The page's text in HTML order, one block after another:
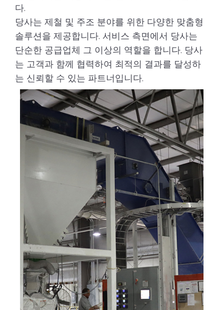
다.
당사는 제철 및 주조 분야를 위한 다양한 맞춤형
솔루션을 제공합니다. 서비스 측면에서 당사는
단순한 공급업체 그 이상의 역할을 합니다. 당사
는 고객과 함께 협력하여 최적의 결과를 달성하
는 신뢰할 수 있는 파트너입니다.